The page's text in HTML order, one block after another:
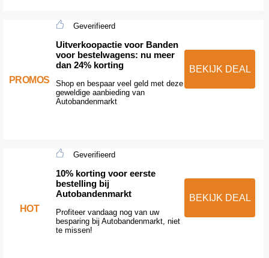
PROMOS
Geverifieerd
Uitverkoopactie voor Banden
voor bestelwagens: nu meer
dan 24% korting
Shop en bespaar veel geld met deze
geweldige aanbieding van
Autobandenmarkt
BEKIJK DEAL
HOT
Geverifieerd
10% korting voor eerste
bestelling bij
Autobandenmarkt
Profiteer vandaag nog van uw
besparing bij Autobandenmarkt, niet
te missen!
BEKIJK DEAL